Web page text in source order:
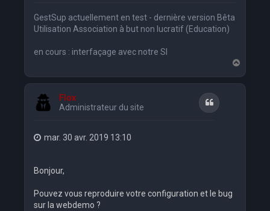
GestSup actuellement en test - dernière version Bêta
Utilisation Association à but non lucratif (Education)
en cours : interfaçage avec notre SI
a
Flox
Administrateur du site
Citation
mar. 30 avr. 2019 13:10
Bonjour,
Pouvez vous reproduire votre configuration et le bug
sur la webdemo ?